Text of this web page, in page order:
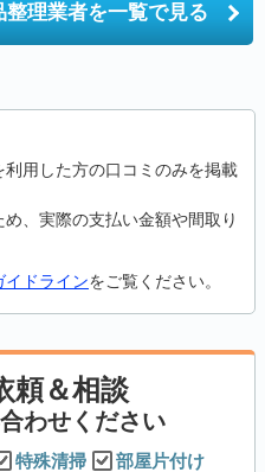
整理業者を一覧で見る
用した方の口コミのみを掲載
、実際の支払い金額や間取り
イドラインをご覧ください。
頼＆相談
わせください
特殊清掃
部屋片付け